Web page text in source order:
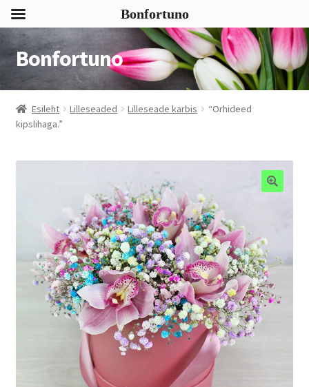
Liigu
navigeerimisele
Liigu
sisu
juurde
Bonfortuno
Esileht Lilleseaded Lilleseade karbis
“Orhideed
kipslihaga.”
Bonfortuno